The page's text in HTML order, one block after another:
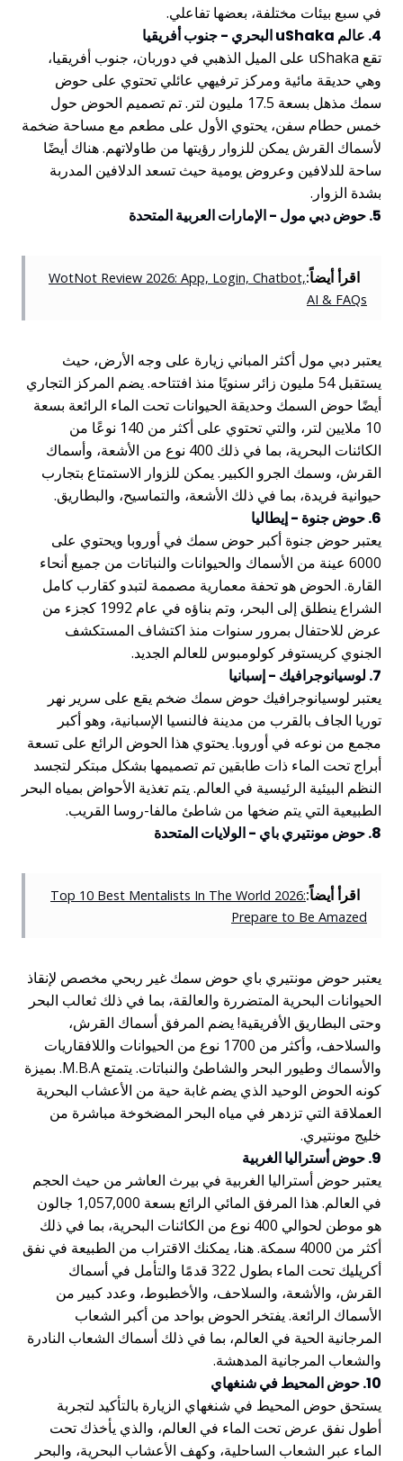
في سبع بيئات مختلفة، بعضها تفاعلي.
4. عالم uShaka البحري - جنوب أفريقيا
تقع uShaka على الميل الذهبي في دوربان، جنوب أفريقيا،
وهي حديقة مائية ومركز ترفيهي عائلي تحتوي على حوض
سمك مذهل بسعة 17.5 مليون لتر. تم تصميم الحوض حول
خمس حطام سفن، يحتوي الأول على مطعم مع مساحة ضخمة
لأسماك القرش يمكن للزوار رؤيتها من طاولاتهم. هناك أيضًا
ساحة للدلافين وعروض يومية حيث تسعد الدلافين المدربة
بشدة الزوار.
5. حوض دبي مول - الإمارات العربية المتحدة
اقرأ أيضاً:WotNot Review 2026: App, Login, Chatbot,
AI & FAQs
يعتبر دبي مول أكثر المباني زيارة على وجه الأرض، حيث
يستقبل 54 مليون زائر سنويًا منذ افتتاحه. يضم المركز التجاري
أيضًا حوض السمك وحديقة الحيوانات تحت الماء الرائعة بسعة
10 ملايين لتر، والتي تحتوي على أكثر من 140 نوعًا من
الكائنات البحرية، بما في ذلك 400 نوع من الأشعة، وأسماك
القرش، وسمك الجرو الكبير. يمكن للزوار الاستمتاع بتجارب
حيوانية فريدة، بما في ذلك الأشعة، والتماسيح، والبطاريق.
6. حوض جنوة - إيطاليا
يعتبر حوض جنوة أكبر حوض سمك في أوروبا ويحتوي على
6000 عينة من الأسماك والحيوانات والنباتات من جميع أنحاء
القارة. الحوض هو تحفة معمارية مصممة لتبدو كقارب كامل
الشراع ينطلق إلى البحر، وتم بناؤه في عام 1992 كجزء من
عرض للاحتفال بمرور سنوات منذ اكتشاف المستكشف
الجنوي كريستوفر كولومبوس للعالم الجديد.
7. لوسيانوجرافيك - إسبانيا
يعتبر لوسيانوجرافيك حوض سمك ضخم يقع على سرير نهر
توريا الجاف بالقرب من مدينة فالنسيا الإسبانية، وهو أكبر
مجمع من نوعه في أوروبا. يحتوي هذا الحوض الرائع على تسعة
أبراج تحت الماء ذات طابقين تم تصميمها بشكل مبتكر لتجسد
النظم البيئية الرئيسية في العالم. يتم تغذية الأحواض بمياه البحر
الطبيعية التي يتم ضخها من شاطئ مالفا-روسا القريب.
8. حوض مونتيري باي - الولايات المتحدة
اقرأ أيضاً:Top 10 Best Mentalists In The World 2026:
Prepare to Be Amazed
يعتبر حوض مونتيري باي حوض سمك غير ربحي مخصص لإنقاذ
الحيوانات البحرية المتضررة والعالقة، بما في ذلك ثعالب البحر
وحتى البطاريق الأفريقية! يضم المرفق أسماك القرش،
والسلاحف، وأكثر من 1700 نوع من الحيوانات واللافقاريات
والأسماك وطيور البحر والشاطئ والنباتات. يتمتع M.B.A. بميزة
كونه الحوض الوحيد الذي يضم غابة حية من الأعشاب البحرية
العملاقة التي تزدهر في مياه البحر المضخوخة مباشرة من
خليج مونتيري.
9. حوض أستراليا الغربية
يعتبر حوض أستراليا الغربية في بيرث العاشر من حيث الحجم
في العالم. هذا المرفق المائي الرائع بسعة 1,057,000 جالون
هو موطن لحوالي 400 نوع من الكائنات البحرية، بما في ذلك
أكثر من 4000 سمكة. هنا، يمكنك الاقتراب من الطبيعة في نفق
أكريليك تحت الماء بطول 322 قدمًا والتأمل في أسماك
القرش، والأشعة، والسلاحف، والأخطبوط، وعدد كبير من
الأسماك الرائعة. يفتخر الحوض بواحد من أكبر الشعاب
المرجانية الحية في العالم، بما في ذلك أسماك الشعاب النادرة
والشعاب المرجانية المدهشة.
10. حوض المحيط في شنغهاي
يستحق حوض المحيط في شنغهاي الزيارة بالتأكيد لتجربة
أطول نفق عرض تحت الماء في العالم، والذي يأخذك تحت
الماء عبر الشعاب الساحلية، وكهف الأعشاب البحرية، والبحر